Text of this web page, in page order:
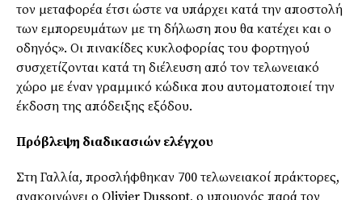
τον μεταφορέα έτσι ώστε να υπάρχει κατά την αποστολή
των εμπορευμάτων με τη δήλωση που θα κατέχει και ο
οδηγός». Οι πινακίδες κυκλοφορίας του φορτηγού
συσχετίζονται κατά τη διέλευση από τον τελωνειακό
χώρο με έναν γραμμικό κώδικα που αυτοματοποιεί την
έκδοση της απόδειξης εξόδου.
Πρόβλεψη διαδικασιών ελέγχου
Στη Γαλλία, προσλήφθηκαν 700 τελωνειακοί πράκτορες,
ανακοινώνει ο Olivier Dussopt, ο υπουργός παρά τον